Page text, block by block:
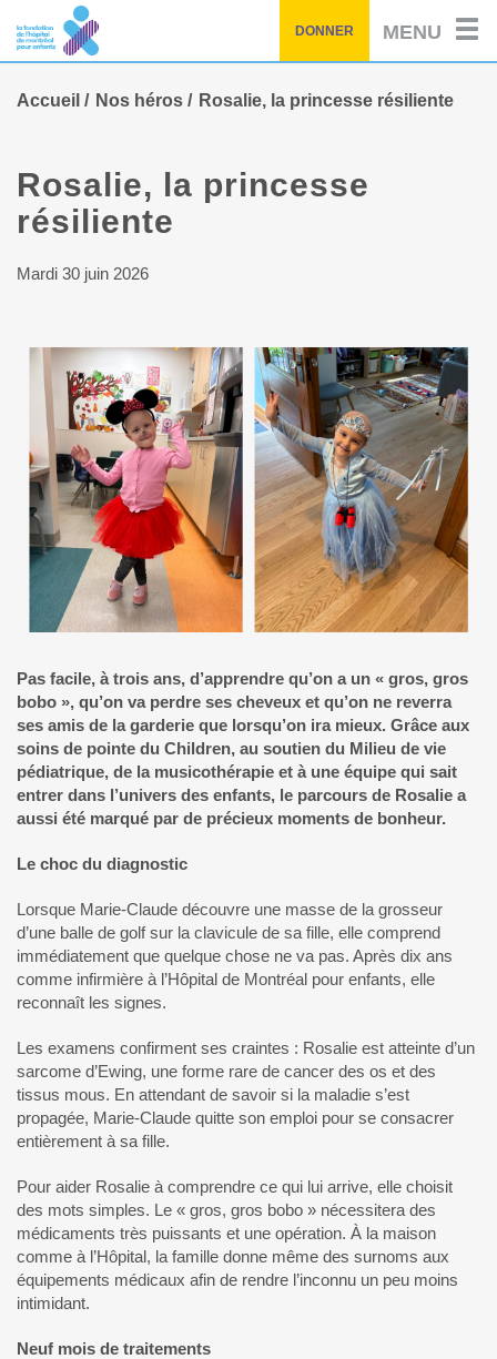
contenu
DONNER MENU
Accueil Nos héros Rosalie, la princesse résiliente
Rosalie, la princesse
résiliente
Mardi 30 juin 2026
Pas facile, à trois ans, d’apprendre qu’on a un « gros, gros
bobo », qu’on va perdre ses cheveux et qu’on ne reverra
ses amis de la garderie que lorsqu’on ira mieux. Grâce aux
soins de pointe du Children, au soutien du Milieu de vie
pédiatrique, de la musicothérapie et à une équipe qui sait
entrer dans l’univers des enfants, le parcours de Rosalie a
aussi été marqué par de précieux moments de bonheur.
Le choc du diagnostic
Lorsque Marie-Claude découvre une masse de la grosseur
d’une balle de golf sur la clavicule de sa fille, elle comprend
immédiatement que quelque chose ne va pas. Après dix ans
comme infirmière à l’Hôpital de Montréal pour enfants, elle
reconnaît les signes.
Les examens confirment ses craintes : Rosalie est atteinte d’un
sarcome d’Ewing, une forme rare de cancer des os et des
tissus mous. En attendant de savoir si la maladie s’est
propagée, Marie-Claude quitte son emploi pour se consacrer
entièrement à sa fille.
Pour aider Rosalie à comprendre ce qui lui arrive, elle choisit
des mots simples. Le « gros, gros bobo » nécessitera des
médicaments très puissants et une opération. À la maison
comme à l’Hôpital, la famille donne même des surnoms aux
équipements médicaux afin de rendre l’inconnu un peu moins
intimidant.
Neuf mois de traitements